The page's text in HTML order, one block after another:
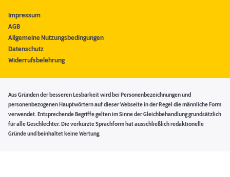
Impressum
AGB
Allgemeine Nutzungsbedingungen
Datenschutz
Widerrufsbelehrung
Aus Gründen der besseren Lesbarkeit wird bei Personenbezeichnungen und
personenbezogenen Hauptwörtern auf dieser Webseite in der Regel die männliche Form
verwendet. Entsprechende Begriffe gelten im Sinne der Gleichbehandlung grundsätzlich
für alle Geschlechter. Die verkürzte Sprachform hat ausschließlich redaktionelle
Gründe und beinhaltet keine Wertung.